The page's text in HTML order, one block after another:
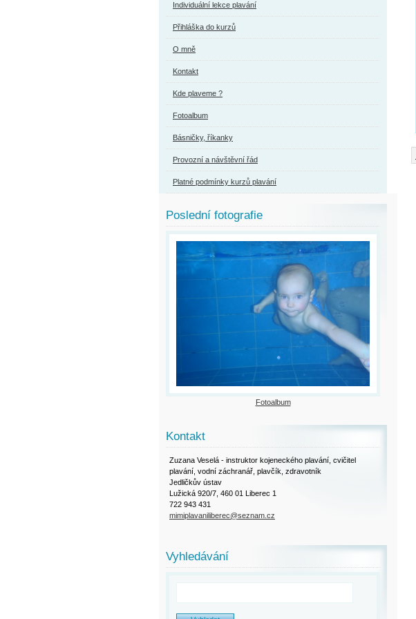
Individuální lekce plavání
Přihláška do kurzů
O mně
Kontakt
Kde plaveme ?
Fotoalbum
Básničky, říkanky
Provozní a návštěvní řád
Platné podmínky kurzů plavání
Poslední fotografie
Fotoalbum
Kontakt
Zuzana Veselá - instruktor kojeneckého plavání, cvičitel
plavání, vodní záchranář, plavčík, zdravotník
Jedličkův ústav
Lužická 920/7, 460 01 Liberec 1
722 943 431
mimiplavaniliberec@seznam.cz
Vyhledávání